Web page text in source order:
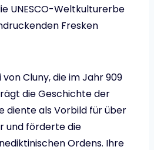
UNESCO-Weltkulturerbe
Fresken
Cluny, die im Jahr 909
die Geschichte der
diente als Vorbild für über
und förderte die
Ordens. Ihre